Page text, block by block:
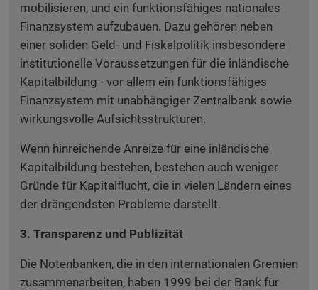
mobilisieren, und ein funktionsfähiges nationales
Finanzsystem aufzubauen. Dazu gehören neben
einer soliden Geld- und Fiskalpolitik insbesondere
institutionelle Voraussetzungen für die inländische
Kapitalbildung - vor allem ein funktionsfähiges
Finanzsystem mit unabhängiger Zentralbank sowie
wirkungsvolle Aufsichtsstrukturen.
Wenn hinreichende Anreize für eine inländische
Kapitalbildung bestehen, bestehen auch weniger
Gründe für Kapitalflucht, die in vielen Ländern eines
der drängendsten Probleme darstellt.
3. Transparenz und Publizität
Die Notenbanken, die in den internationalen Gremien
zusammenarbeiten, haben 1999 bei der Bank für